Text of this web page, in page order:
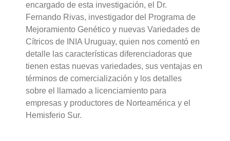
encargado de esta investigación, el Dr.
Fernando Rivas, investigador del Programa de
Mejoramiento Genético y nuevas Variedades de
Cítricos de INIA Uruguay, quien nos comentó en
detalle las características diferenciadoras que
tienen estas nuevas variedades, sus ventajas en
términos de comercialización y los detalles
sobre el llamado a licenciamiento para
empresas y productores de Norteamérica y el
Hemisferio Sur.